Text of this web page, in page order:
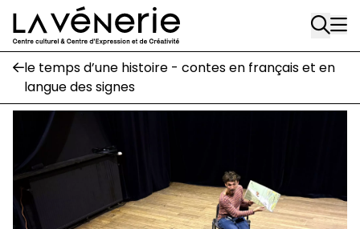
Aller au contenu principal
Rue Gratès, 3
1170 Watermael-Boitsfort
02 663 85 50
Écuries
Place Gilson, 3
1170 Watermael-Boitsfort
02 663 85 50
suivez-nous
le temps d’une histoire - contes en français et en
langue des signes